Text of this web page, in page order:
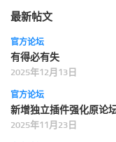
最新帖文
官方论坛
有得必有失
2025年12月13日
官方论坛
新增独立插件强化原论
2025年11月23日